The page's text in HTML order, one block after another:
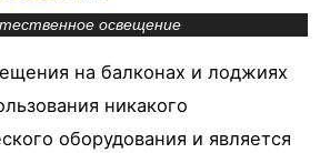
освещение
на балконах и лоджиях
никакого
оборудования и является